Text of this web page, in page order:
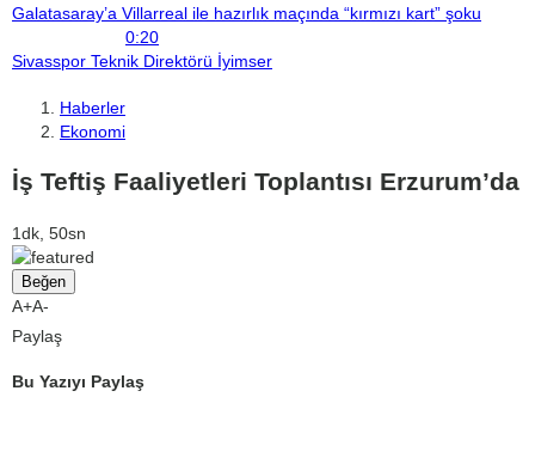
Galatasaray’a Villarreal ile hazırlık maçında “kırmızı kart” şoku
0:20
Sivasspor Teknik Direktörü İyimser
Haberler
Ekonomi
İş Teftiş Faaliyetleri Toplantısı Erzurum’da
1dk, 50sn
Beğen
A+A-
Paylaş
Bu Yazıyı Paylaş